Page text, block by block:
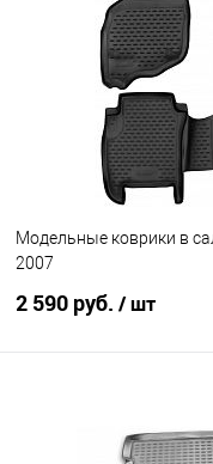
Купить в 1 клик
В избранное
Модельные коврики в
2007
2 590 руб. / шт